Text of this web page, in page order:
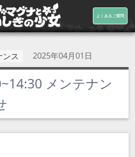
よくあるご質問
ンス 2025年04月01日
メンテナン